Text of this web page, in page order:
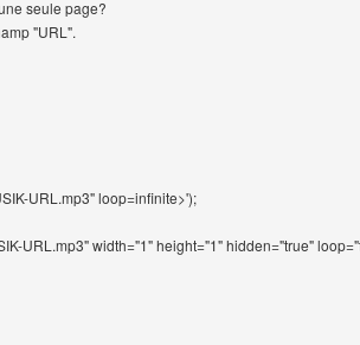
seule page?
"URL".
URL.mp3" loop=infinite>');
URL.mp3" width="1" height="1" hidden="true"